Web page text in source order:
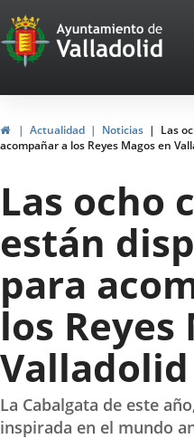
Portal
Web
del
de
Valladolid
HomeActualidad Noticias
Las
acompañar a los Reyes Magos en
Las ocho
están
para
los Reyes
Valladolid
La Cabalgata de este
inspirada en el mundo